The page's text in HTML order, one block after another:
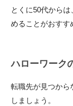
とくに50代から
めることがおすす
ハローワーク
転職先が見つから
しましょう。